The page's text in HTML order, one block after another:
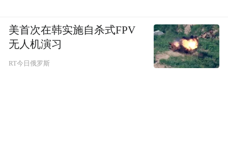
美首次在韩实施自杀式FPV
无人机演习
RT今日俄罗斯